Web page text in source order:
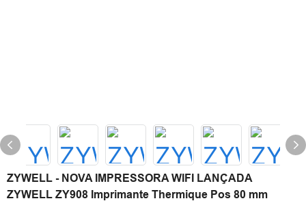
ZYWELL - NOVA IMPRESSORA WIFI LANÇADA
ZYWELL ZY908 Imprimante Thermique Pos 80 mm